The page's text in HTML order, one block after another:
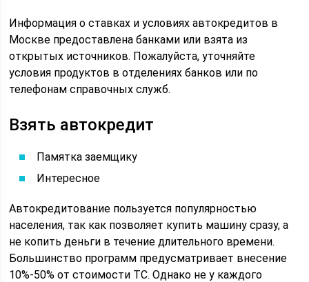
Информация о ставках и условиях автокредитов в
Москве предоставлена банками или взята из
открытых источников. Пожалуйста, уточняйте
условия продуктов в отделениях банков или по
телефонам справочных служб.
Взять автокредит
Памятка заемщику
Интересное
Автокредитование пользуется популярностью
населения, так как позволяет купить машину сразу, а
не копить деньги в течение длительного времени.
Большинство программ предусматривает внесение
10%-50% от стоимости ТС. Однако не у каждого